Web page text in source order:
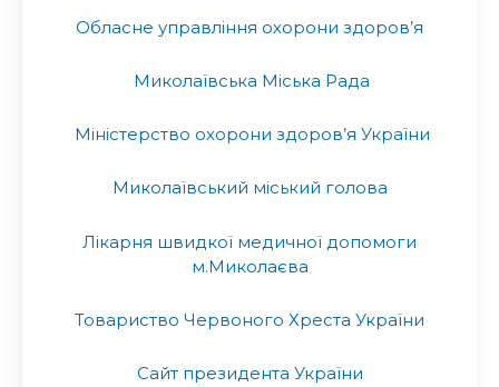
Обласне управління охорони здоров’я
Миколаївська Міська Рада
Міністерство охорони здоров’я України
Миколаївський міський голова
Лікарня швидкої медичної допомоги
м.Миколаєва
Товариство Червоного Хреста України
Сайт президента України